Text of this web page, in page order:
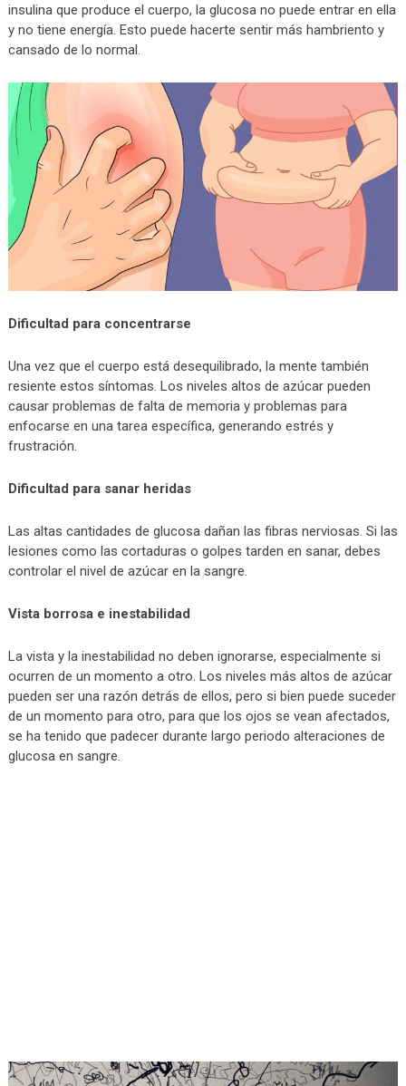
insulina que produce el cuerpo, la glucosa no puede entrar en ella
y no tiene energía. Esto puede hacerte sentir más hambriento y
cansado de lo normal.
Dificultad para concentrarse
Una vez que el cuerpo está desequilibrado, la mente también
resiente estos síntomas. Los niveles altos de azúcar pueden
causar problemas de falta de memoria y problemas para
enfocarse en una tarea específica, generando estrés y
frustración.
Dificultad para sanar heridas
Las altas cantidades de glucosa dañan las fibras nerviosas. Si las
lesiones como las cortaduras o golpes tarden en sanar, debes
controlar el nivel de azúcar en la sangre.
Vista borrosa e inestabilidad
La vista y la inestabilidad no deben ignorarse, especialmente si
ocurren de un momento a otro. Los niveles más altos de azúcar
pueden ser una razón detrás de ellos, pero si bien puede suceder
de un momento para otro, para que los ojos se vean afectados,
se ha tenido que padecer durante largo periodo alteraciones de
glucosa en sangre.